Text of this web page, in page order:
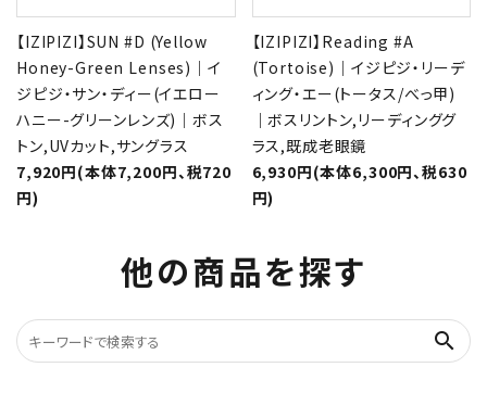
【IZIPIZI】SUN #D (Yellow
Honey-Green Lenses)｜イ
ジピジ・サン・ディー(イエロー
ハニー-グリーンレンズ)｜ボス
トン,UVカット,サングラス
7,920円(本体7,200円、税720
円)
【IZIPIZI】Reading #A
(Tortoise)｜イジピジ・リーデ
ィング・エー(トータス/べっ甲)
｜ボスリントン,リーディンググ
ラス,既成老眼鏡
6,930円(本体6,300円、税630
円)
他の商品を探す
search